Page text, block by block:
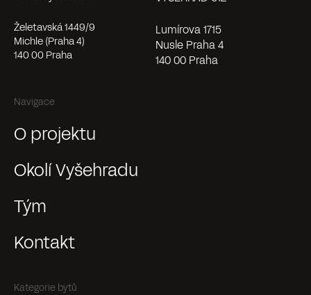
Želetavská 1449/9
Michle (Praha 4)
140 00 Praha
Lumírova 1715
Nusle Praha 4
140 00 Praha
Navigace
O projektu
Okolí Vyšehradu
Tým
Kontakt
Kategorie bytů